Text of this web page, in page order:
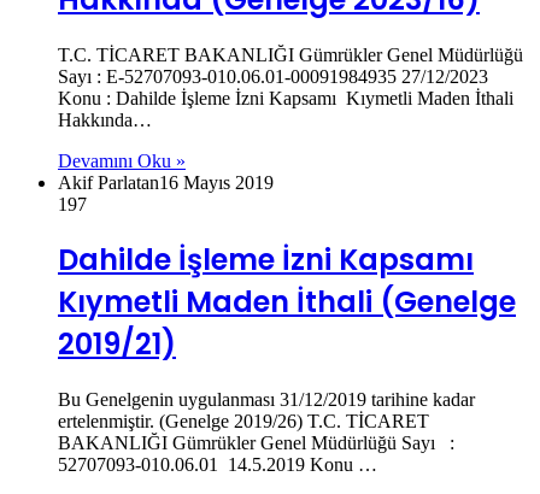
T.C. TİCARET BAKANLIĞI Gümrükler Genel Müdürlüğü
Sayı : E-52707093-010.06.01-00091984935 27/12/2023
Konu : Dahilde İşleme İzni Kapsamı Kıymetli Maden İthali
Hakkında…
Devamını Oku »
Akif Parlatan16 Mayıs 2019
197
Dahilde İşleme İzni Kapsamı
Kıymetli Maden İthali (Genelge
2019/21)
Bu Genelgenin uygulanması 31/12/2019 tarihine kadar
ertelenmiştir. (Genelge 2019/26) T.C. TİCARET
BAKANLIĞI Gümrükler Genel Müdürlüğü Sayı :
52707093-010.06.01 14.5.2019 Konu …